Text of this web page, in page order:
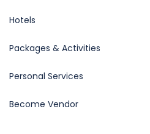
Hotels
Packages & Activities
Personal Services
Become Vendor